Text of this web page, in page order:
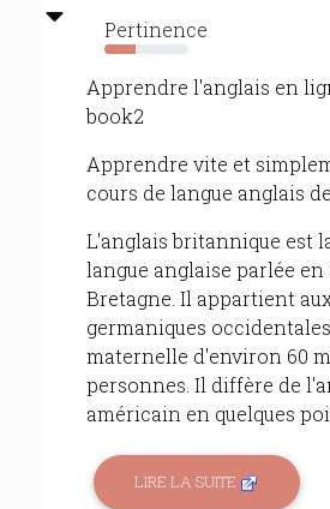
Pertinence
37%
Apprendre l'anglais en
book2
Apprendre vite et
cours de langue anglais
L'anglais britannique est
langue anglaise parlée en
Bretagne. Il appartient
germaniques
maternelle d'environ 60
personnes. Il diffère de
américain en quelques
LIRE LA SUITE